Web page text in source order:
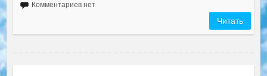
Комментариев нет
Читать